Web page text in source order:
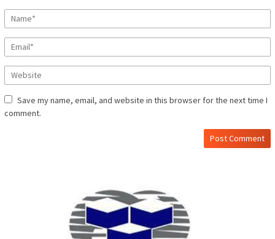
Save my name, email, and website in this browser for the next time I
comment.